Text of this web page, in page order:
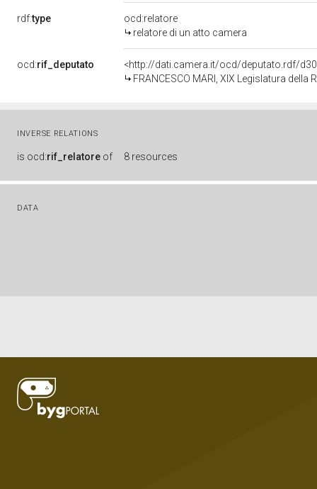
rdf:type
ocd:relatore
relatore di un atto camera
ocd:rif_deputato
<http://dati.camera.it/ocd/deputato.rdf/
FRANCESCO MARI, XIX Legislatura della
INVERSE RELATIONS
is ocd:rif_relatore of 8 resources
DATA